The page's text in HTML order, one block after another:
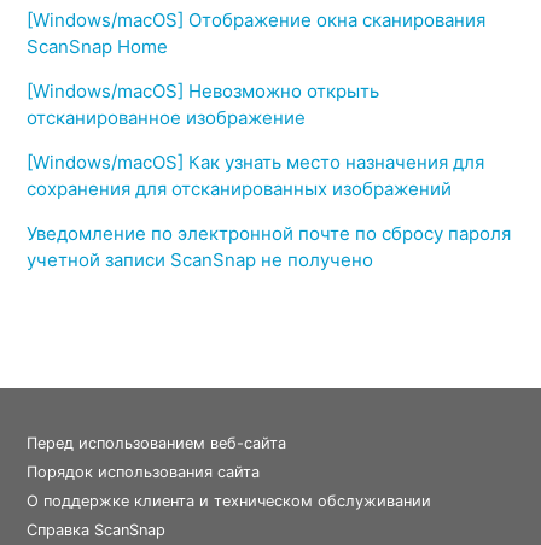
[Windows/macOS] Отображение окна сканирования
ScanSnap Home
[Windows/macOS] Невозможно открыть
отсканированное изображение
[Windows/macOS] Как узнать место назначения для
сохранения для отсканированных изображений
Уведомление по электронной почте по сбросу пароля
учетной записи ScanSnap не получено
Перед использованием веб-сайта
Порядок использования сайта
О поддержке клиента и техническом обслуживании
Справка ScanSnap